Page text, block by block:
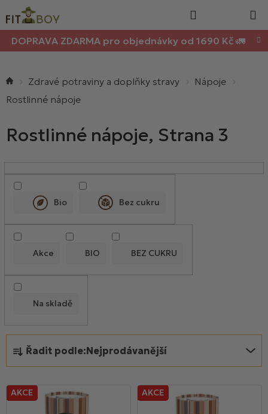
na
obsah
DOPRAVA ZDARMA pro objednávky od 1690 Kč 🚛
košík
Zdravé potraviny a doplňky stravy
Nápoje
Rostlinné nápoje
Rostlinné nápoje, Strana 3
a
z
e
n
Řadit podle:Nejprodávanější
Na skladě
Akce BIO BEZ CUKRU
Bio Bez cukru
V
i
o
d
k
ů
AKCE AKCE